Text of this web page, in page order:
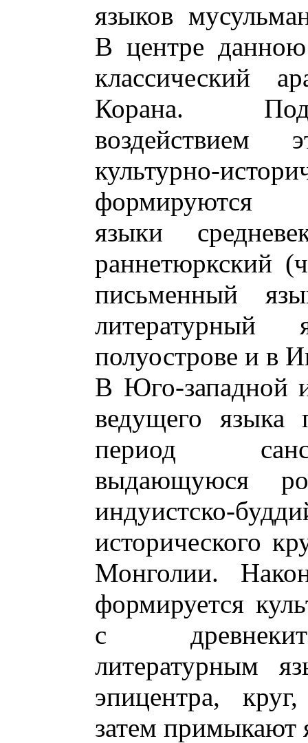
языков
В центре данною
классический
Корана. Под
воздействием
культурно-
формируются
языки
раннетюркский
письменный
полуострове и в
В Юго-западной
ведущего языка
период
выдающуюся
индуистско-
исторического
Монголии.
формируется
с
литературным
эпицентра,
затем